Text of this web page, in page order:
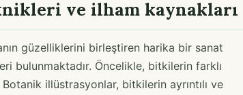
ve ilham kaynakları
güzelliklerini birleştiren harika bir sanat
bulunmaktadır. Öncelikle, bitkilerin farklı
illüstrasyonlar, bitkilerin ayrıntılı ve